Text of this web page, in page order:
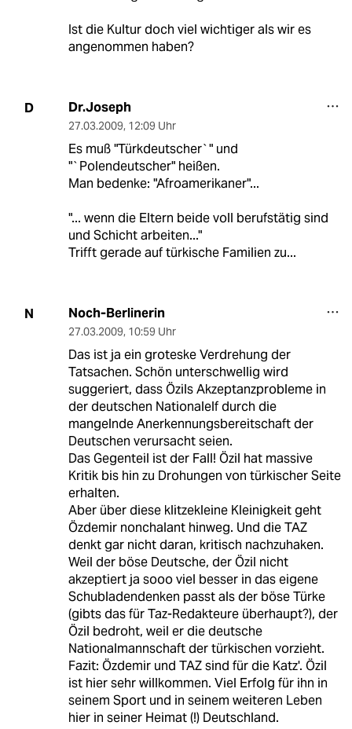
Ist die Kultur doch viel wichtiger als wir es
angenommen haben?
D Dr.Joseph
27.03.2009, 12:09 Uhr
Es muß "Türkdeutscher`" und
"`Polendeutscher" heißen.
Man bedenke: "Afroamerikaner"...
"... wenn die Eltern beide voll berufstätig sind
und Schicht arbeiten..."
Trifft gerade auf türkische Familien zu...
N Noch-Berlinerin
27.03.2009, 10:59 Uhr
Das ist ja ein groteske Verdrehung der
Tatsachen. Schön unterschwellig wird
suggeriert, dass Özils Akzeptanzprobleme in
der deutschen Nationalelf durch die
mangelnde Anerkennungsbereitschaft der
Deutschen verursacht seien.
Das Gegenteil ist der Fall! Özil hat massive
Kritik bis hin zu Drohungen von türkischer Seite
erhalten.
Aber über diese klitzekleine Kleinigkeit geht
Özdemir nonchalant hinweg. Und die TAZ
denkt gar nicht daran, kritisch nachzuhaken.
Weil der böse Deutsche, der Özil nicht
akzeptiert ja sooo viel besser in das eigene
Schubladendenken passt als der böse Türke
(gibts das für Taz-Redakteure überhaupt?), der
Özil bedroht, weil er die deutsche
Nationalmannschaft der türkischen vorzieht.
Fazit: Özdemir und TAZ sind für die Katz'. Özil
ist hier sehr willkommen. Viel Erfolg für ihn in
seinem Sport und in seinem weiteren Leben
hier in seiner Heimat (!) Deutschland.